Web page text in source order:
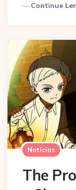
Continue
Notícias
The